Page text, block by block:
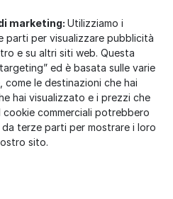
marketing: Utilizziamo i
parti per visualizzare pubblicità
e su altri siti web. Questa
ed è basata sulle varie
le destinazioni che hai
hai visualizzato e i prezzi che
commerciali potrebbero
terze parti per mostrare i loro
sito.